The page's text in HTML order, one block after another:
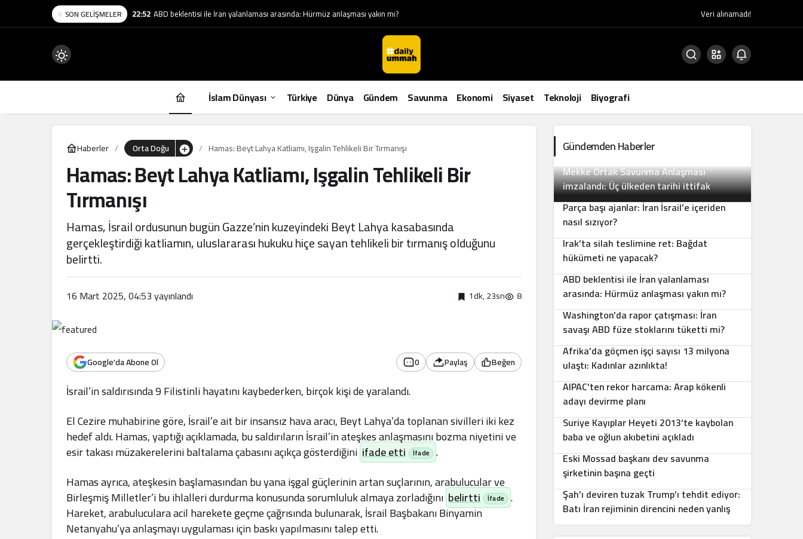
SON GELIŞMELER 22:52 ABD beklentisi ile İran yalanlaması arasında: Hürmüz anlaşması yakın mı? Veri alınamadı!
Mod
değiştir
İslam Dünyası Türkiye Dünya Gündem Savunma Ekonomi Siyaset Teknoloji Biyografi
Haberler Orta Doğu Hamas: Beyt Lahya Katliamı, Işgalin Tehlikeli Bir Tırmanışı
Hamas: Beyt Lahya Katliamı, Işgalin Tehlikeli Bir
Tırmanışı
Hamas, İsrail ordusunun bugün Gazze’nin kuzeyindeki Beyt Lahya kasabasında
gerçekleştirdiği katliamın, uluslararası hukuku hiçe sayan tehlikeli bir tırmanış olduğunu
belirtti.
16 Mart 2025, 04:53yayınlandı 1dk, 23sn 8
Google'da Abone Ol 0 Paylaş Beğen
İsrail’in saldırısında 9 Filistinli hayatını kaybederken, birçok kişi de yaralandı.
El Cezire muhabirine göre, İsrail’e ait bir insansız hava aracı, Beyt Lahya’da toplanan sivilleri iki kez
hedef aldı. Hamas, yaptığı açıklamada, bu saldırıların İsrail’in ateşkes anlaşmasını bozma niyetini ve
esir takası müzakerelerini baltalama çabasını açıkça gösterdiğini ifade etti
.
Hamas ayrıca, ateşkesin başlamasından bu yana işgal güçlerinin artan suçlarının, arabulucular ve
Birleşmiş Milletler’i bu ihlalleri durdurma konusunda sorumluluk almaya zorladığını belirtti .
Hareket, arabuluculara acil harekete geçme çağrısında bulunarak, İsrail Başbakanı Binyamin
Netanyahu’ya anlaşmayı uygulaması için baskı yapılmasını talep etti.
Gündemden Haberler
Mekke Ortak Savunma Anlaşması
imzalandı: Üç ülkeden tarihi ittifak
2
Parça başı ajanlar: İran İsrail’e içeriden
nasıl sızıyor?
3
Irak’ta silah teslimine ret: Bağdat
hükümeti ne yapacak?
4
ABD beklentisi ile İran yalanlaması
arasında: Hürmüz anlaşması yakın mı?
5
Washington’da rapor çatışması: İran
savaşı ABD füze stoklarını tüketti mi?
6
Afrika’da göçmen işçi sayısı 13 milyona
ulaştı: Kadınlar azınlıkta!
7
AIPAC’ten rekor harcama: Arap kökenli
adayı devirme planı
8
Suriye Kayıplar Heyeti 2013’te kaybolan
baba ve oğlun akıbetini açıkladı
9
Eski Mossad başkanı dev savunma
şirketinin başına geçti
10
Şah’ı deviren tuzak Trump’ı tehdit ediyor:
Batı İran rejiminin direncini neden yanlış